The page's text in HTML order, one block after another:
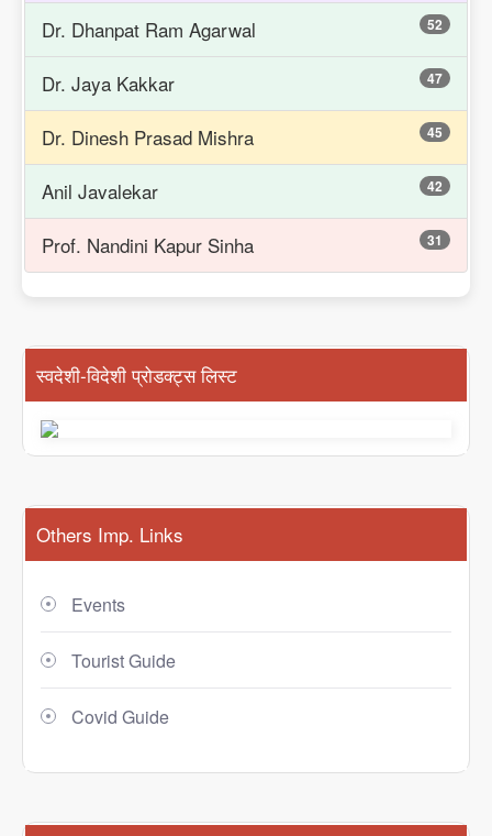
Dr. Dhanpat Ram Agarwal 52
Dr. Jaya Kakkar 47
Dr. Dinesh Prasad Mishra 45
Anil Javalekar 42
Prof. Nandini Kapur Sinha 31
स्वदेशी-विदेशी प्रोडक्ट्स लिस्ट
Others Imp. Links
Events
Tourist Guide
Covid Guide